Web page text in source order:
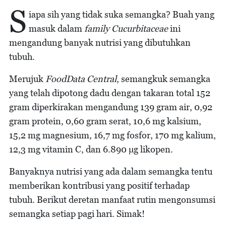
S iapa sih yang tidak suka semangka? Buah yang
masuk dalam family Cucurbitaceaeini
mengandung banyak nutrisi yang dibutuhkan
tubuh.
Merujuk FoodData Central, semangkuk semangka
yang telah dipotong dadu dengan takaran total 152
gram diperkirakan mengandung 139 gram air, 0,92
gram protein, 0,60 gram serat, 10,6 mg kalsium,
15,2 mg magnesium, 16,7 mg fosfor, 170 mg kalium,
12,3 mg vitamin C, dan 6.890 µg likopen.
Banyaknya nutrisi yang ada dalam semangka tentu
memberikan kontribusi yang positif terhadap
tubuh. Berikut deretan manfaat rutin mengonsumsi
semangka setiap pagi hari. Simak!